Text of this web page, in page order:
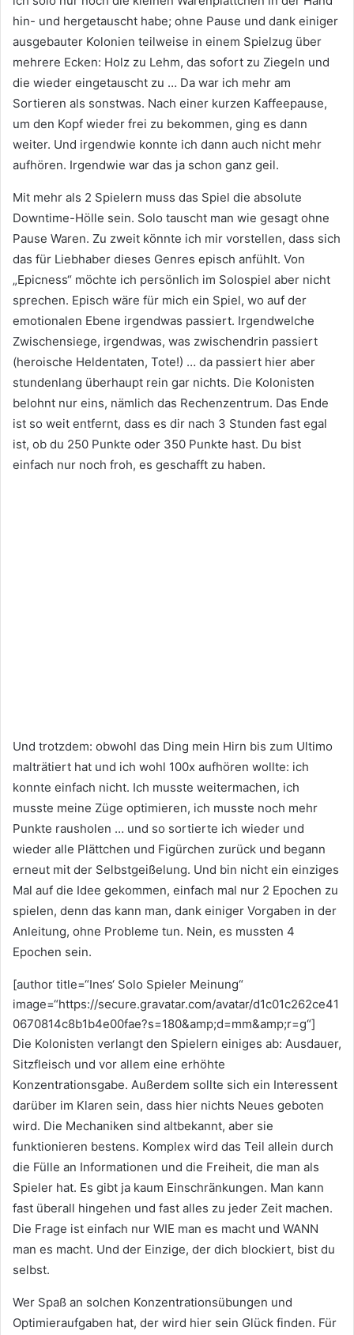
hin- und hergetauscht habe; ohne Pause und dank einiger
ausgebauter Kolonien teilweise in einem Spielzug über
mehrere Ecken: Holz zu Lehm, das sofort zu Ziegeln und
die wieder eingetauscht zu … Da war ich mehr am
Sortieren als sonstwas. Nach einer kurzen Kaffeepause,
um den Kopf wieder frei zu bekommen, ging es dann
weiter. Und irgendwie konnte ich dann auch nicht mehr
aufhören. Irgendwie war das ja schon ganz geil.
Mit mehr als 2 Spielern muss das Spiel die absolute
Downtime-Hölle sein. Solo tauscht man wie gesagt ohne
Pause Waren. Zu zweit könnte ich mir vorstellen, dass sich
das für Liebhaber dieses Genres episch anfühlt. Von
„Epicness“ möchte ich persönlich im Solospiel aber nicht
sprechen. Episch wäre für mich ein Spiel, wo auf der
emotionalen Ebene irgendwas passiert. Irgendwelche
Zwischensiege, irgendwas, was zwischendrin passiert
(heroische Heldentaten, Tote!) … da passiert hier aber
stundenlang überhaupt rein gar nichts. Die Kolonisten
belohnt nur eins, nämlich das Rechenzentrum. Das Ende
ist so weit entfernt, dass es dir nach 3 Stunden fast egal
ist, ob du 250 Punkte oder 350 Punkte hast. Du bist
einfach nur noch froh, es geschafft zu haben.
Und trotzdem: obwohl das Ding mein Hirn bis zum Ultimo
malträtiert hat und ich wohl 100x aufhören wollte: ich
konnte einfach nicht. Ich musste weitermachen, ich
musste meine Züge optimieren, ich musste noch mehr
Punkte rausholen … und so sortierte ich wieder und
wieder alle Plättchen und Figürchen zurück und begann
erneut mit der Selbstgeißelung. Und bin nicht ein einziges
Mal auf die Idee gekommen, einfach mal nur 2 Epochen zu
spielen, denn das kann man, dank einiger Vorgaben in der
Anleitung, ohne Probleme tun. Nein, es mussten 4
Epochen sein.
[author title=“Ines‘ Solo Spieler Meinung“
image=“https://secure.gravatar.com/avatar/d1c01c262ce41
0670814c8b1b4e00fae?s=180&amp;d=mm&amp;r=g“]
Die Kolonisten verlangt den Spielern einiges ab: Ausdauer,
Sitzfleisch und vor allem eine erhöhte
Konzentrationsgabe. Außerdem sollte sich ein Interessent
darüber im Klaren sein, dass hier nichts Neues geboten
wird. Die Mechaniken sind altbekannt, aber sie
funktionieren bestens. Komplex wird das Teil allein durch
die Fülle an Informationen und die Freiheit, die man als
Spieler hat. Es gibt ja kaum Einschränkungen. Man kann
fast überall hingehen und fast alles zu jeder Zeit machen.
Die Frage ist einfach nur WIE man es macht und WANN
man es macht. Und der Einzige, der dich blockiert, bist du
selbst.
Wer Spaß an solchen Konzentrationsübungen und
Optimieraufgaben hat, der wird hier sein Glück finden. Für